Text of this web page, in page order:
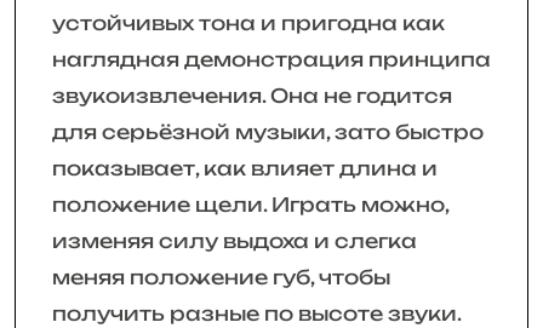
устойчивых тона и пригодна как
наглядная демонстрация принципа
звукоизвлечения. Она не годится
для серьёзной музыки, зато быстро
показывает, как влияет длина и
положение щели. Играть можно,
изменяя силу выдоха и слегка
меняя положение губ, чтобы
получить разные по высоте звуки.